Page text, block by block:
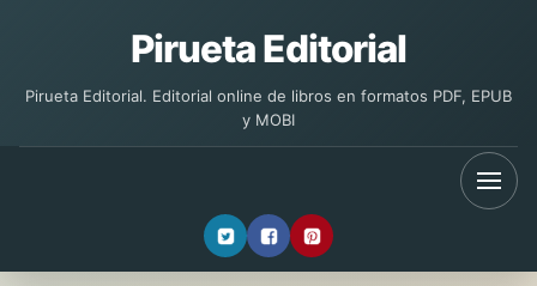
Pirueta Editorial
Pirueta Editorial. Editorial online de libros en formatos PDF, EPUB
y MOBI